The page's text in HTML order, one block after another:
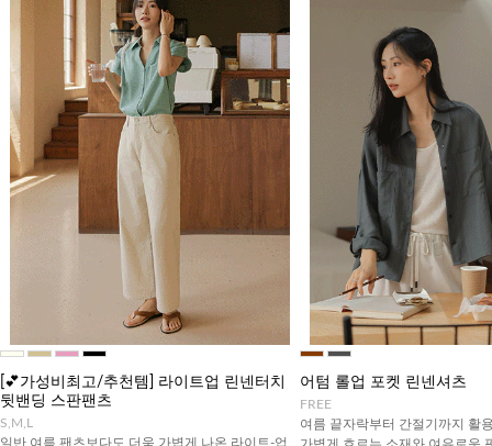
[💕가성비최고/추천템] 라이트업 린넨터치
뒷밴딩 스판팬츠
S,M,L
일반 여름 팬츠보다도 더욱 가볍게 나온 라이트-업
어텀 롤업 포켓 린넨셔츠
FREE
여름 끝자락부터 간절기까지 활